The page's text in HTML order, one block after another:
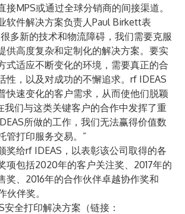
接MPS或通过全球分销商的间接渠道。
软件解决方案负责人Paul Birkett表
多新的技术和物流障碍，我们需要克服
供高度复杂和定制化的解决方案。要实
式适应不断变化的环境，需要真正的合
性，以及对成功的不懈追求。rf IDEAS
快速变化的客户需求，从而使他们脱颖
我们与这类关键客户的合作中发挥了重
所做的工作，我们无法赢得价值数
管打印服务交易。”
奖给rf IDEAS，以表彰该公司取得的各
项包括2020年的客户关注奖、2017年的
奖、2016年的合作伙伴卓越协作奖和
伙伴奖。
全打印解决方案（链接：